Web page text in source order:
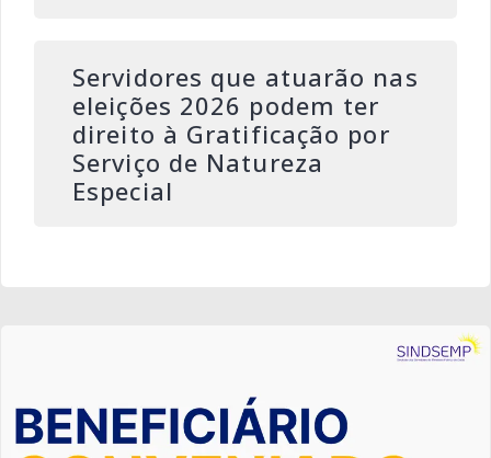
Servidores que atuarão nas
eleições 2026 podem ter
direito à Gratificação por
Serviço de Natureza
Especial